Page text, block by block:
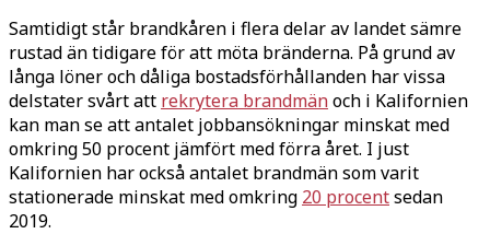
Samtidigt står brandkåren i flera delar av landet sämre
rustad än tidigare för att möta bränderna. På grund av
långa löner och dåliga bostadsförhållanden har vissa
delstater svårt att rekrytera brandmänoch i Kalifornien
kan man se att antalet jobbansökningar minskat med
omkring 50 procent jämfört med förra året. I just
Kalifornien har också antalet brandmän som varit
stationerade minskat med omkring 20 procentsedan
2019.